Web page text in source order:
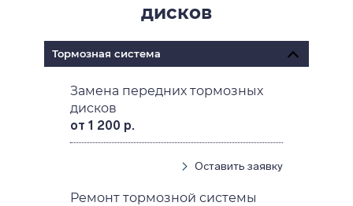
дисков
Тормозная система
Замена передних тормозных
дисков
от 1 200 р.
Оставить заявку
Ремонт тормозной системы